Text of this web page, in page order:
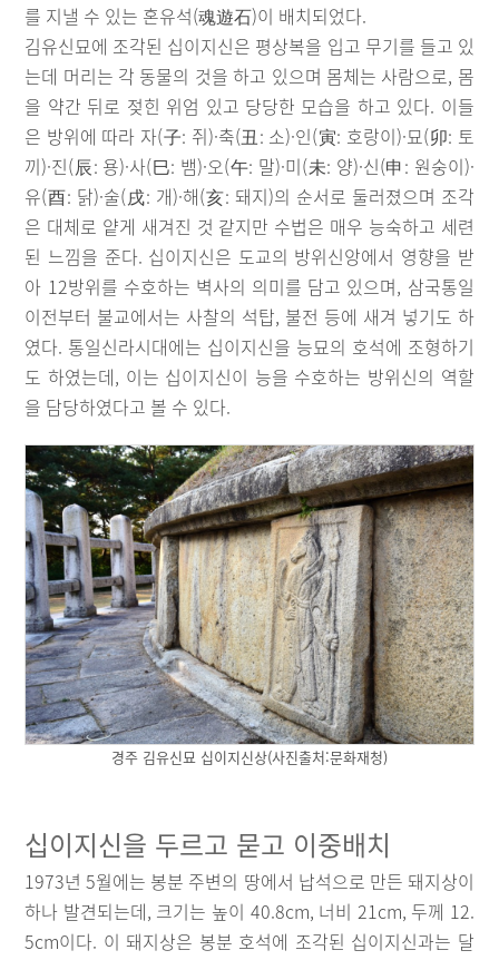
를 지낼 수 있는 혼유석(魂遊石)이 배치되었다.
김유신묘에 조각된 십이지신은 평상복을 입고 무기를 들고 있
는데 머리는 각 동물의 것을 하고 있으며 몸체는 사람으로, 몸
을 약간 뒤로 젖힌 위엄 있고 당당한 모습을 하고 있다. 이들
은 방위에 따라 자(子: 쥐)·축(丑: 소)·인(寅: 호랑이)·묘(卯: 토
끼)·진(辰: 용)·사(巳: 뱀)·오(午: 말)·미(未: 양)·신(申: 원숭이)·
유(酉: 닭)·술(戌: 개)·해(亥: 돼지)의 순서로 둘러졌으며 조각
은 대체로 얕게 새겨진 것 같지만 수법은 매우 능숙하고 세련
된 느낌을 준다. 십이지신은 도교의 방위신앙에서 영향을 받
아 12방위를 수호하는 벽사의 의미를 담고 있으며, 삼국통일
이전부터 불교에서는 사찰의 석탑, 불전 등에 새겨 넣기도 하
였다. 통일신라시대에는 십이지신을 능묘의 호석에 조형하기
도 하였는데, 이는 십이지신이 능을 수호하는 방위신의 역할
을 담당하였다고 볼 수 있다.
경주 김유신묘 십이지신상(사진출처:문화재청)
십이지신을 두르고 묻고 이중배치
1973년 5월에는 봉분 주변의 땅에서 납석으로 만든 돼지상이
하나 발견되는데, 크기는 높이 40.8cm, 너비 21cm, 두께 12.
5cm이다. 이 돼지상은 봉분 호석에 조각된 십이지신과는 달